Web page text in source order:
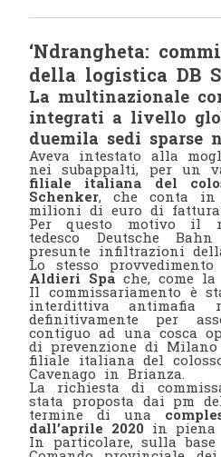
‘Ndrangheta:
della logistica DB
La multinazionale
integrati a livello
duemila sedi sparse
Aveva intestato alla
nei subappalti, per un
filiale italiana del
Schenker, che conta in
milioni di euro di
Per questo motivo il
tedesco Deutsche
presunte infiltrazioni
Lo stesso
Aldieri Spa che, come
Il commissariamento è
interdittiva antimafia
definitivamente per
contiguo ad una cosca
di prevenzione di
filiale italiana del
Cavenago in Brianza.
La richiesta di
stata proposta dai pm
termine di una
dall’aprile 2020 in piena
In particolare, sulla